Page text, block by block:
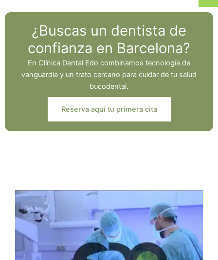
¿Buscas un dentista de
confianza en Barcelona?
En Clínica Dental Edo combinamos tecnología de
vanguardia y un trato cercano para cuidar de tu salud
bucodental.
Reserva aquí tu primera cita